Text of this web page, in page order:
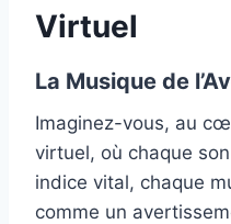
Virtuel
La Musique de
Imaginez-vous, au
virtuel, où chaque
indice vital, chaque
comme un